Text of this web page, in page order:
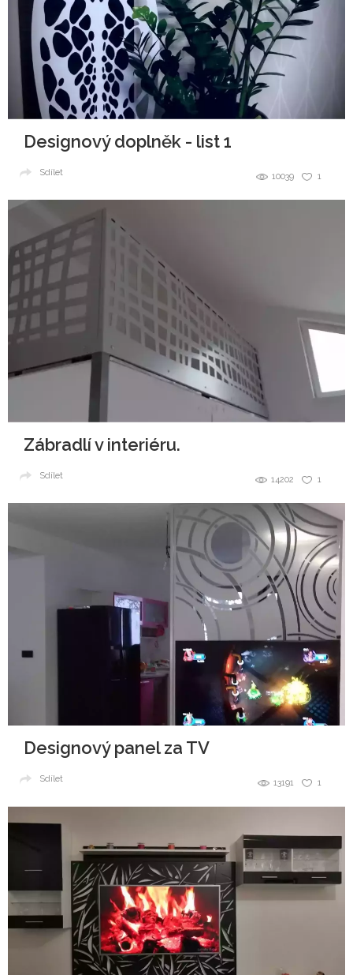
Designový doplněk - list 1
1
10039
Sdílet
Zábradlí v interiéru.
1
14202
Sdílet
Designový panel za TV
1
13191
Sdílet